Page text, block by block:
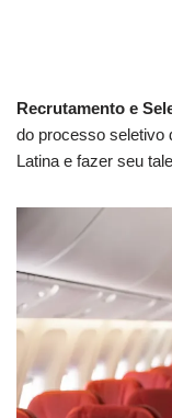
Recrutamento e
do processo seletivo
Latina e fazer seu